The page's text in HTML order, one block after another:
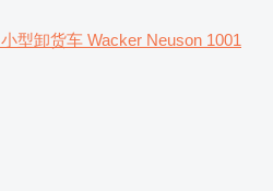
小型卸货车 Wacker Neuson 1001